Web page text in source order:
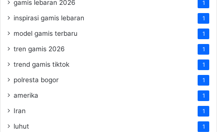
gamis lebaran 2026 1
inspirasi gamis lebaran 1
model gamis terbaru 1
tren gamis 2026 1
trend gamis tiktok 1
polresta bogor 1
amerika 1
Iran 1
luhut 1